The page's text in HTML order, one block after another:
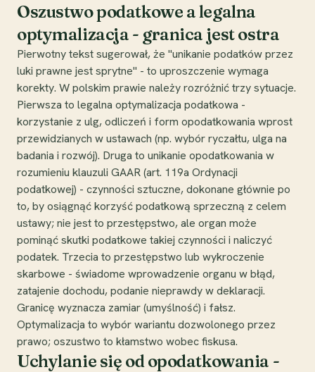
Oszustwo podatkowe a legalna
optymalizacja - granica jest ostra
Pierwotny tekst sugerował, że "unikanie podatków przez
luki prawne jest sprytne" - to uproszczenie wymaga
korekty. W polskim prawie należy rozróżnić trzy sytuacje.
Pierwsza to legalna optymalizacja podatkowa -
korzystanie z ulg, odliczeń i form opodatkowania wprost
przewidzianych w ustawach (np. wybór ryczałtu, ulga na
badania i rozwój). Druga to unikanie opodatkowania w
rozumieniu klauzuli GAAR (art. 119a Ordynacji
podatkowej) - czynności sztuczne, dokonane głównie po
to, by osiągnąć korzyść podatkową sprzeczną z celem
ustawy; nie jest to przestępstwo, ale organ może
pominąć skutki podatkowe takiej czynności i naliczyć
podatek. Trzecia to przestępstwo lub wykroczenie
skarbowe - świadome wprowadzenie organu w błąd,
zatajenie dochodu, podanie nieprawdy w deklaracji.
Granicę wyznacza zamiar (umyślność) i fałsz.
Optymalizacja to wybór wariantu dozwolonego przez
prawo; oszustwo to kłamstwo wobec fiskusa.
Uchylanie się od opodatkowania -